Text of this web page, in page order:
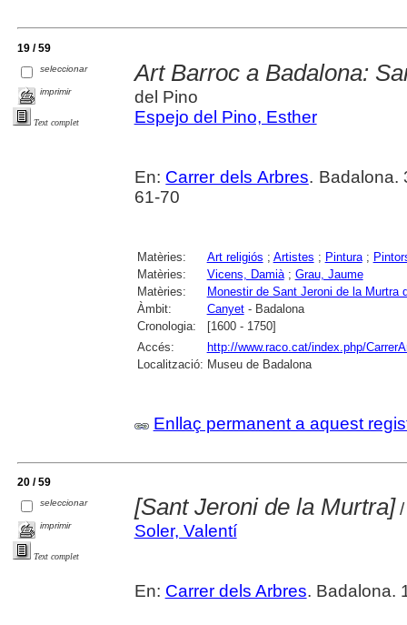
19 / 59
seleccionar
imprimir
Text complet
Art Barroc a Badalona:
del Pino
Espejo del Pino, Esther
En: Carrer dels Arbres. Badalona.
61-70
Matèries: Art religiós ; Artistes ; Pintura;
Matèries:
Vicens, Damià; Grau, Jaume
Matèries:
Monestir de Sant Jeroni de la Murtra
Àmbit:
Canyet- Badalona
Cronologia:
[1600 - 1750]
Accés:
http://www.raco.cat/index.php/
Localització: Museu de Badalona
Enllaç permanent a aquest
20 / 59
seleccionar
imprimir
Text complet
[Sant Jeroni de la Murtra]/
Soler, Valentí
En: Carrer dels Arbres. Badalona.